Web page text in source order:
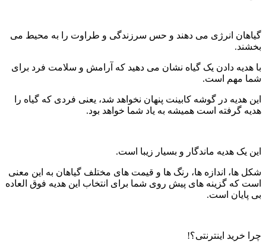
گیاهان انرژی می دهند و حس سرزندگی و طراوت را به محیط می
بخشند.
با هدیه دادن یک گیاه نشان می دهید که آرامش و سلامت فرد برای
شما مهم است.
این هدیه در گوشه کابینت پنهان نخواهد شد، یعنی فردی که گیاه را
هدیه گرفته است همیشه به یاد شما خواهد بود.
این یک هدیه ماندگار و بسیار زیبا است.
شکل ها، اندازه ها، رنگ ها و قیمت های مختلف گیاهان به این معنی
است که گزینه های پیش روی شما برای انتخاب این هدیه فوق العاده
بی پایان است.
چرا خرید اینترنتی؟!